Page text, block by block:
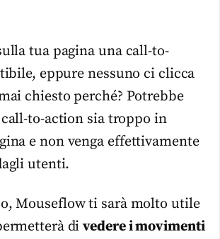
tua pagina una call-to-
eppure nessuno ci clicca
chiesto perché? Potrebbe
call-to-action sia troppo in
e non venga effettivamente
utenti.
Mouseflow ti sarà molto utile
divedere i movimenti